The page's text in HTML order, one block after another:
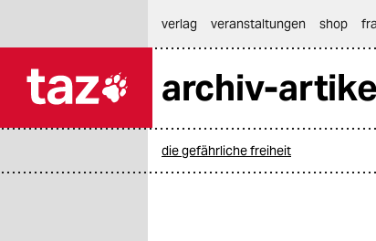
themen
verlag
veranstaltungen shop
archiv-
die gefährliche freiheit